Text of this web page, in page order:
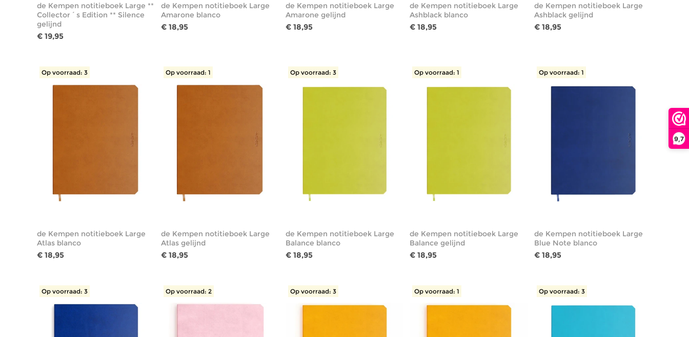
9,7
de Kempen notitieboek Large **
Collector´s Edition ** Silence
gelijnd
€ 19,95
de Kempen notitieboek Large
Amarone blanco
€ 18,95
de Kempen notitieboek Large
Amarone gelijnd
€ 18,95
de Kempen notitieboek Large
Ashblack blanco
€ 18,95
de Kempen notitieboek Large
Ashblack gelijnd
€ 18,95
Op voorraad: 3
de Kempen notitieboek Large
Atlas blanco
€ 18,95
Op voorraad: 1
de Kempen notitieboek Large
Atlas gelijnd
€ 18,95
Op voorraad: 3
de Kempen notitieboek Large
Balance blanco
€ 18,95
Op voorraad: 1
de Kempen notitieboek Large
Balance gelijnd
€ 18,95
Op voorraad: 1
de Kempen notitieboek Large
Blue Note blanco
€ 18,95
Op voorraad: 3 Op voorraad: 2 Op voorraad: 3 Op voorraad: 1 Op voorraad: 3